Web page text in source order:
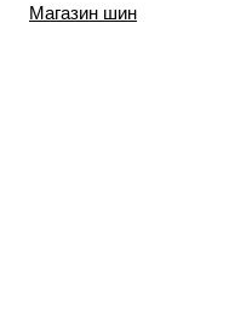
Магазин шин